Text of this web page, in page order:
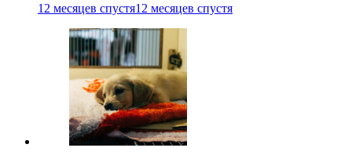
12 месяцев спустя12 месяцев спустя